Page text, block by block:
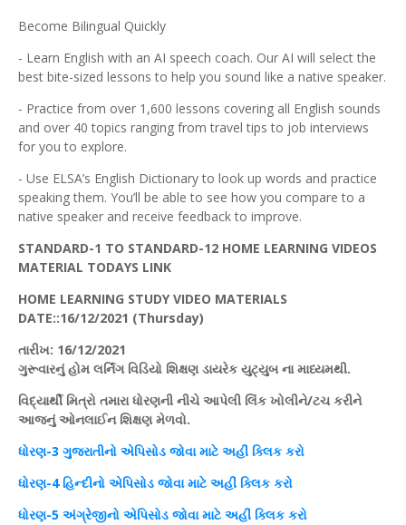
Become Bilingual Quickly
- Learn English with an AI speech coach. Our AI will select the
best bite-sized lessons to help you sound like a native speaker.
- Practice from over 1,600 lessons covering all English sounds
and over 40 topics ranging from travel tips to job interviews
for you to explore.
- Use ELSA’s English Dictionary to look up words and practice
speaking them. You’ll be able to see how you compare to a
native speaker and receive feedback to improve.
STANDARD-1 TO STANDARD-12 HOME LEARNING VIDEOS
MATERIAL TODAYS LINK
HOME LEARNING STUDY VIDEO MATERIALS
DATE::16/12/2021 (Thursday)
તારીખ: 16/12/2021
ગુરૂવારનુંહોમ લર્નિંગ વિડિયો શિક્ષણ ડાયરેક યુટ્યુબના માધ્યમથી.
વિદ્યાર્થી મિત્રો તમારા ધોરણની નીચે આપેલી લિંક ખોલીને/ટચ કરીને
આજનુંઓનલાઈન શિક્ષણ મેળવો.
ધોરણ-3 ગુજરાતીનો એપિસોડ જોવા માટે અહીં ક્લિક કરો
ધોરણ-4 હિન્દીનો એપિસોડ જોવા માટે અહીં ક્લિક કરો
ધોરણ-5 અંગ્રેજીનો એપિસોડ જોવા માટે અહીં ક્લિક કરો